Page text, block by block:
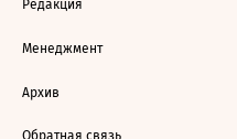
Редакция
Менеджмент
Архив
Обратная связь